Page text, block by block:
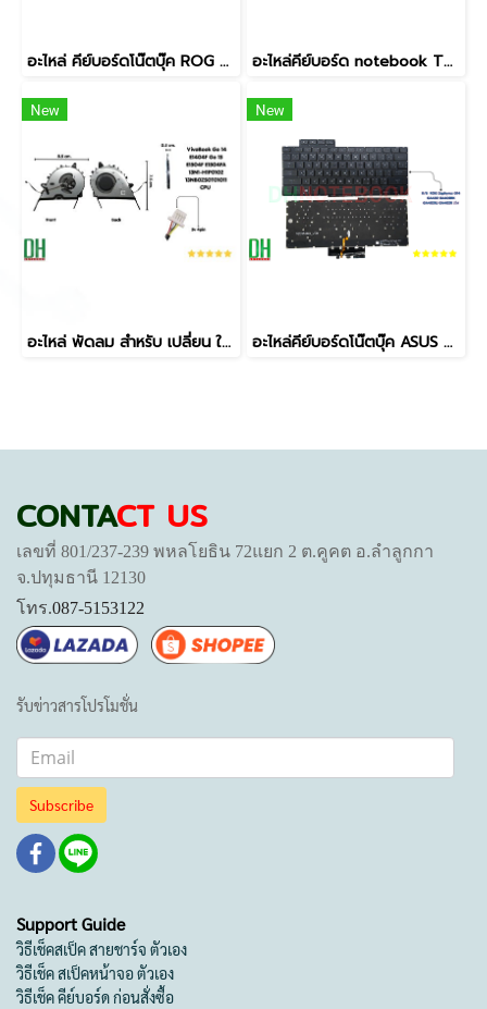
อะไหล่ คีย์บอร์ดโน๊ตบุ๊ค ROG Strix SCAR 18 (ปี 2024) ตรงรุ่น G834 / G834J / G834JY / G834JZ มีไฟ Per-Key RGB Backlit อะไหล่คีย์บอร์ด notebook TP301U แป้นสีเงิน (Silver) ตรงรุ่น เกรดคุณภาพ
New
อะไหล่ พัดลม สำหรับ เปลี่ยน ใช้ทดแทน VivoBook Go 14 E1404F Go 15 E1504F E1504FA 13N1-H1P0102 13NB0ZS0T01011 CPU 5V 4PIN
New
อะไหล่คีย์บอร์ดโน๊ตบุ๊ค ASUS ROG Zephyrus G14 (GA402 Series) มีไฟ RGB/Backlight ตรงรุ่น
CONTACT US
เลขที่ 801/237-239 พหลโยธิน 72แยก 2 ต.คูคต อ.ลำลูกกา
จ.ปทุมธานี 12130
โทร.087-5153122
รับข่าวสารโปรโมชั่น
Subscribe
Support Guide
วิธีเช็คสเป็ค สายชาร์จ ตัวเอง
วิธีเช็ค สเป็คหน้าจอ ตัวเอง
วิธีเช็ค คีย์บอร์ด ก่อนสั่งซื้อ